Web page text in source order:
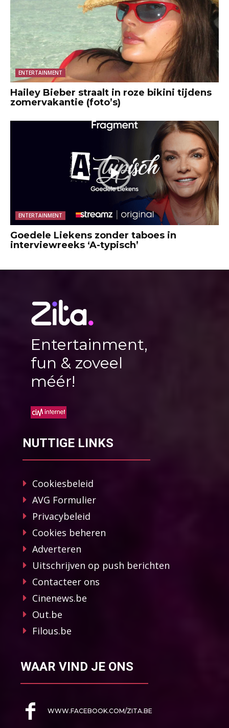
ENTERTAINMENT
Hailey Bieber straalt in roze bikini tijdens
zomervakantie (foto’s)
ENTERTAINMENT
Goedele Liekens zonder taboes in
interviewreeks ‘A-typisch’
Entertainment,
fun & zoveel
méér!
NUTTIGE LINKS
Cookiesbeleid
AVG Formulier
Privacybeleid
Cookies beheren
Adverteren
Uitschrijven op push berichten
Contacteer ons
Cinenews.be
Out.be
Filous.be
WAAR VIND JE ONS
WWW.FACEBOOK.COM/ZITA.BE